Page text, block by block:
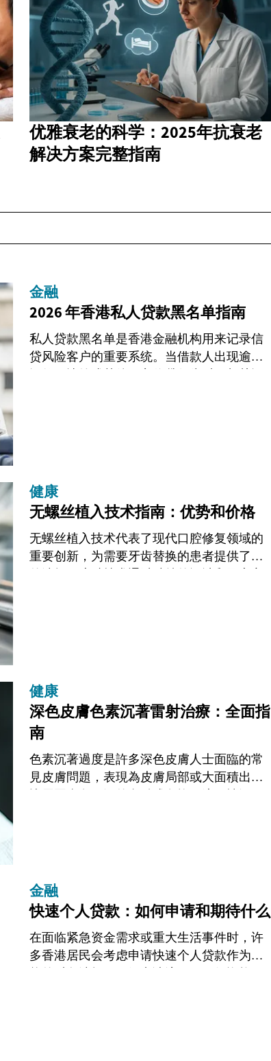
优雅衰老的科学：2025年抗衰老
解决方案完整指南
金融
2026 年香港私人贷款黑名单指南
私人贷款黑名单是香港金融机构用来记录信
贷风险客户的重要系统。当借款人出现逾期
健康
无螺丝植入技术指南：优势和价格
无螺丝植入技术代表了现代口腔修复领域的
重要创新，为需要牙齿替换的患者提供了新
健康
深色皮膚色素沉著雷射治療：全面指
南
色素沉著過度是許多深色皮膚人士面臨的常
見皮膚問題，表現為皮膚局部或大面積出現
金融
快速个人贷款：如何申请和期待什么
在面临紧急资金需求或重大生活事件时，许
多香港居民会考虑申请快速个人贷款作为可